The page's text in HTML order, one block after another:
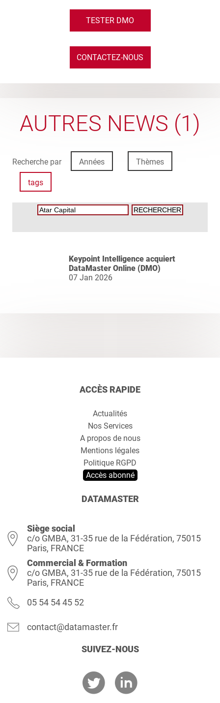
TESTER DMO
CONTACTEZ-NOUS
AUTRES NEWS (1)
Recherche par Années Thèmes
tags
Keypoint Intelligence acquiert
DataMaster Online (DMO)
07 Jan 2026
ACCÈS RAPIDE
Actualités
Nos Services
A propos de nous
Mentions légales
Politique RGPD
Accès abonné
DATAMASTER
Siège social
c/o GMBA, 31-35 rue de la Fédération, 75015
Paris, FRANCE
Commercial & Formation
c/o GMBA, 31-35 rue de la Fédération, 75015
Paris, FRANCE
05 54 54 45 52
contact@datamaster.fr
SUIVEZ-NOUS